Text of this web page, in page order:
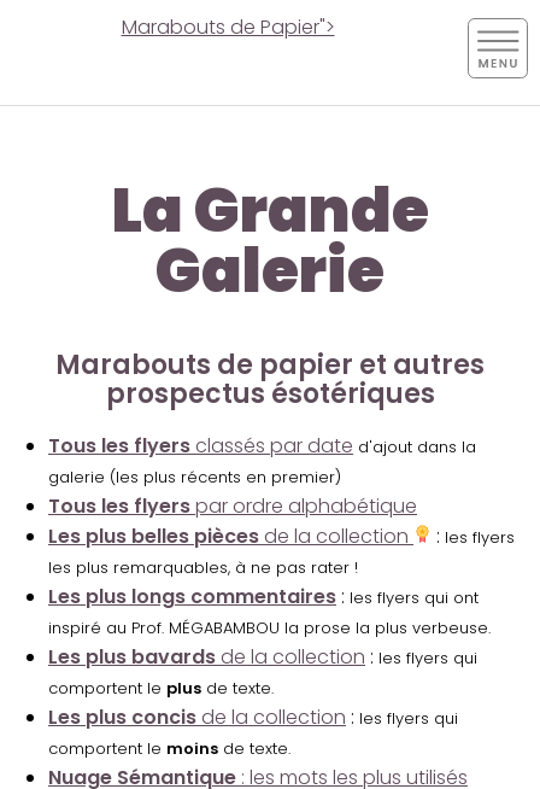
Marabouts de Papier">
La Grande
Galerie
Marabouts de papier et autres
prospectus ésotériques
Tous les flyers classés par date d'ajout dans la
galerie (les plus récents en premier)
Tous les flyerspar ordre alphabétique
Les plus belles pièces de la collection : les flyers
les plus remarquables, à ne pas rater !
Les plus longs commentaires : les flyers qui ont
inspiré au Prof. MÉGABAMBOU la prose la plus verbeuse.
Les plus bavards de la collection : les flyers qui
comportent le plus de texte.
Les plus concis de la collection : les flyers qui
comportent le moins de texte.
Nuage Sémantique : les mots les plus utilisés